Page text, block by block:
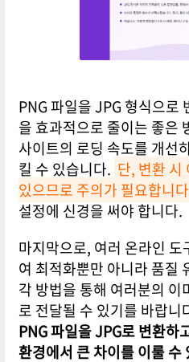
PNG 파일을 JPG 형식으로
을 효과적으로 줄이는 좋은
사이트의 로딩 속도를 개선
킬 수 있습니다. 단, 변환 시
있으므로 주의가 필요합니
설정에 신경을 써야 합니다.
마지막으로, 여러 온라인
여 최적화뿐만 아니라 품질
각 방법을 통해 여러분의
로 전달될 수 있기를 바랍니
PNG 파일을 JPG로 변환하
환경에서 큰 차이를 이룰 수